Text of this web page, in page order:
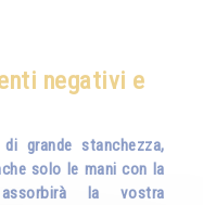
negativi e
grande stanchezza,
solo le mani con la
assorbirà la vostra